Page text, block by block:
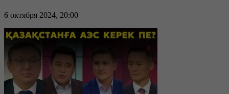
6 октября 2024, 20:00